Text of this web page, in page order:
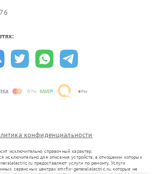
конфиденциальности
исключительно справочный характер.
исключительно для описания устройств, в отношении которых
предоставляют услуги по ремонту. Услуги
сервисных центрах smr.fix-generalelectric.ru, которые не